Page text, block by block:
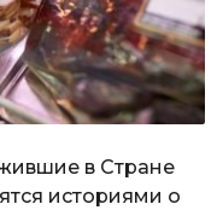
в Стране
историями о